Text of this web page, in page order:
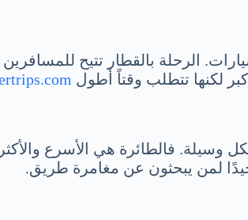
الرحلة بالقطار تتيح
فالطائرة هي الأسرع والأكثر
جيدًا لمن يبحثون عن مغامرة طريق.